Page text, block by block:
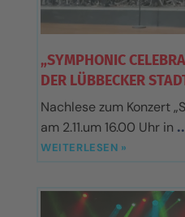
„SYMPHONIC
DER LÜBBECKER
Nachlese zum Konzert
am 2.11.um 16.00 Uhr in
WEITERLESEN »